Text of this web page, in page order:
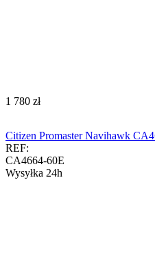
‍1 780‍ zł
Citizen Promaster Navihawk
REF:
CA4664-60E
Wysyłka 24h